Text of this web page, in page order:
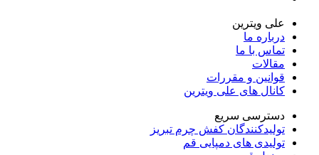
علی ویترین
درباره ما
تماس با ما
مقالات
قوانین و مقررات
کانال های علی ویترین
دسترسی سریع
تولیدکنندگان کفش چرم تبریز
تولیدی های دمپایی قم